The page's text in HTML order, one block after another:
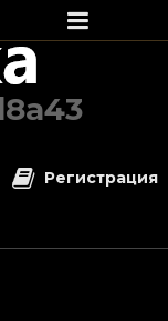
Регистрация